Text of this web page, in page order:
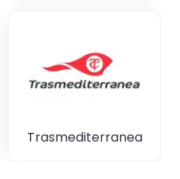
Trasmediterranea